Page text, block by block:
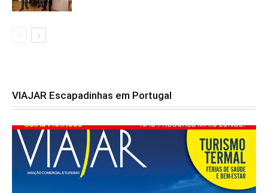
VIAJAR Escapadinhas em Portugal